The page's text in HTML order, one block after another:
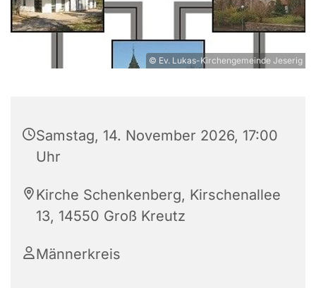
© Ev. Lukas-Kirchengemeinde Jeserig
Samstag, 14. November 2026, 17:00
Uhr
Kirche Schenkenberg, Kirschenallee
13, 14550 Groß Kreutz
Männerkreis